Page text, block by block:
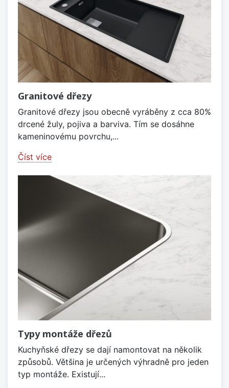
Granitové dřezy
Granitové dřezy jsou obecně vyráběny z cca 80%
drcené žuly, pojiva a barviva. Tím se dosáhne
kameninovému povrchu,...
Číst více
Typy montáže dřezů
Kuchyňské dřezy se dají namontovat na několik
způsobů. Většina je určených výhradně pro jeden
typ montáže. Existují...